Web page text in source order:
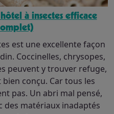
est une excellente façon
Coccinelles, chrysopes,
peuvent y trouver refuge,
conçu. Car tous les
pas. Un abri mal pensé,
des matériaux inadaptés